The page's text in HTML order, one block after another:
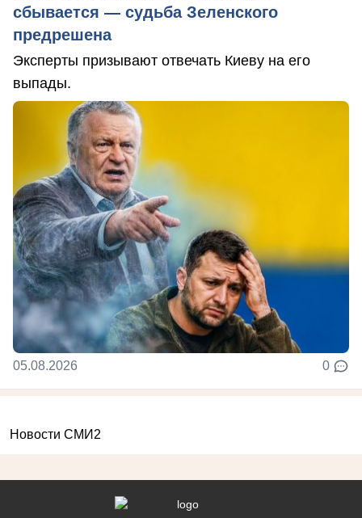
сбывается — судьба Зеленского
предрешена
Эксперты призывают отвечать Киеву на его
выпады.
05.08.2026 0
Новости СМИ2